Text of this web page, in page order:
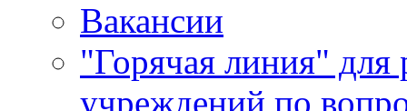
Вакансии
"Горячая линия"
учреждений по